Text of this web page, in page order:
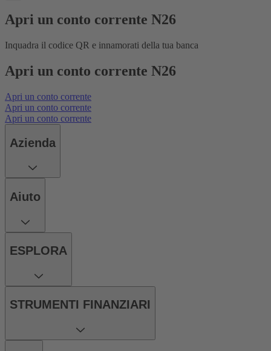
Apri un conto corrente N26
Inquadra il codice QR e innamorati della tua banca
Apri un conto corrente N26
Apri un conto corrente
Apri un conto corrente
Apri un conto corrente
Azienda
Aiuto
ESPLORA
STRUMENTI FINANZIARI